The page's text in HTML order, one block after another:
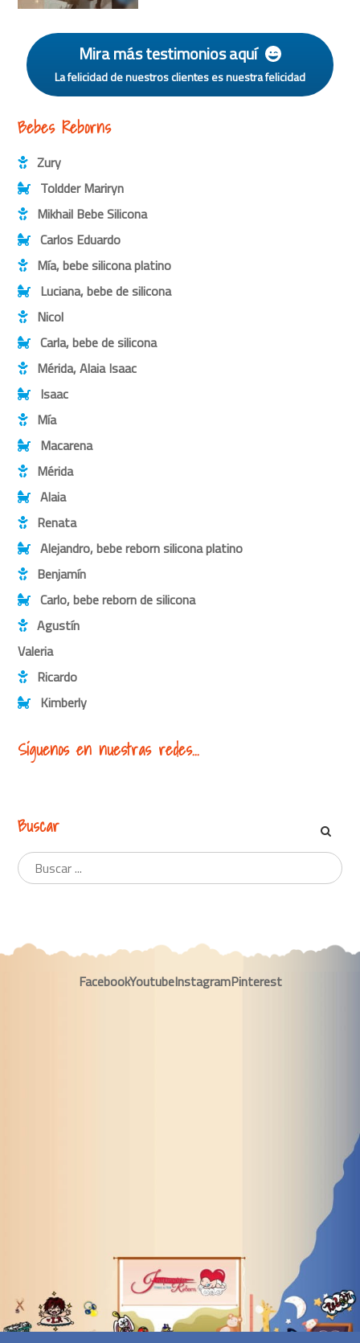
Mira más testimonios aquí
La felicidad de nuestros clientes es nuestra felicidad
Bebes Reborns
Zury
Toldder Mariryn
Mikhail Bebe Silicona
Carlos Eduardo
Mía, bebe silicona platino
Luciana, bebe de silicona
Nicol
Carla, bebe de silicona
Mérida, Alaia Isaac
Isaac
Mía
Macarena
Mérida
Alaia
Renata
Alejandro, bebe reborn silicona platino
Benjamín
Carlo, bebe reborn de silicona
Agustín
Valeria
Ricardo
Kimberly
Síguenos en nuestras redes...
Buscar
FacebookYoutubeInstagramPinterest